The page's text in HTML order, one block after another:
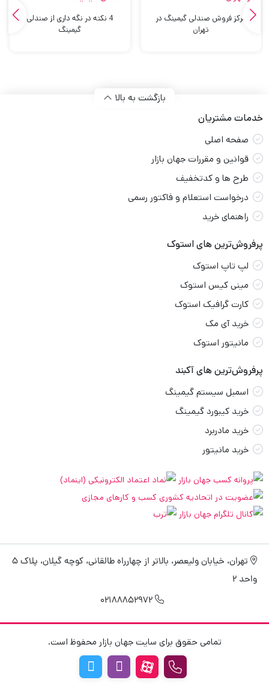
مرکز فروش صندلی گیمینگ در
تهران
4 نکته در نگه داری از صندلی
گیمینگ
بازگشت به بالا
خدمات مشتریان
صفحه اصلی
قوانین و مقررات جهان بازار
طرح ها و کدتخفیف
درخواست استعلام و فاکتور رسمی
راهنمای خرید
پرفروش‌ترین های استوک
لپ تاپ استوک
مینی کیس استوک
کارت گرافیک استوک
خرید آی مک
مانیتور استوک
پرفروش‌ترین های آکبند
اسمبل سیستم گیمینگ
خرید کیبورد گیمینگ
خرید مادربرد
خرید مانیتور
تهران، خیابان ولیعصر، بالاتر از چهارراه طالقانی، کوچه گیلان، پلاک 5
واحد 2
02188852972
تمامی حقوق برای سایت جهان بازار محفوظ است.